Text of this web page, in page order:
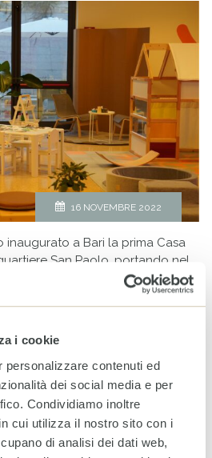
i cookie
personalizzare contenuti ed
dei social media e per
Condividiamo inoltre
cui utilizza il nostro sito con i
di analisi dei dati web,
16 NOVEMBRE 2022
inaugurato a Bari la prima Casa
San Paolo, portando nel
maturata da CESVI nel resto del
fondamentali dei minori. Si
sportive e ludiche, contrasto